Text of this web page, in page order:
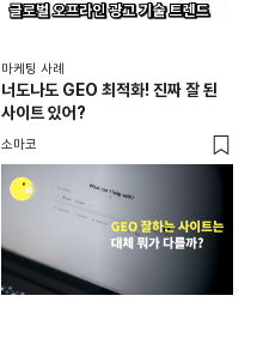
마케팅 사례
너도나도 GEO 최적화! 진짜 잘 된
사이트 있어?
소마코